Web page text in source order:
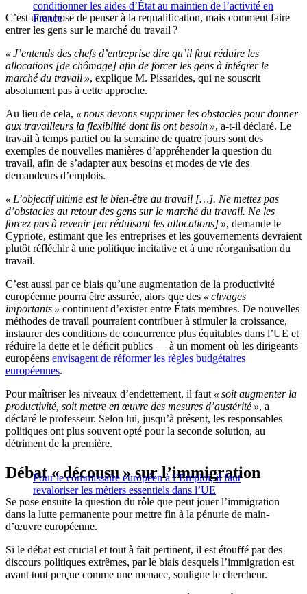
conditionner les aides d’État au maintien de l’activité en
France
C’est une chose de penser à la requalification, mais comment faire
entrer les gens sur le marché du travail ?
« J’entends des chefs d’entreprise dire qu’il faut réduire les
allocations [de chômage] afin de forcer les gens à intégrer le
marché du travail », explique M. Pissarides, qui ne souscrit
absolument pas à cette approche.
Au lieu de cela, « nous devons supprimer les obstacles pour donner
aux travailleurs la flexibilité dont ils ont besoin », a-t-il déclaré. Le
travail à temps partiel ou la semaine de quatre jours sont des
exemples de nouvelles manières d’appréhender la question du
travail, afin de s’adapter aux besoins et modes de vie des
demandeurs d’emplois.
« L’objectif ultime est le bien-être au travail […]. Ne mettez pas
d’obstacles au retour des gens sur le marché du travail. Ne les
forcez pas à revenir [en réduisant les allocations] », demande le
Cypriote, estimant que les entreprises et les gouvernements devraient
plutôt réfléchir à une politique incitative et à une réorganisation du
travail.
C’est aussi par ce biais qu’une augmentation de la productivité
européenne pourra être assurée, alors que des « clivages
importants » continuent d’exister entre États membres. De nouvelles
méthodes de travail pourraient contribuer à stimuler la croissance,
instaurer des conditions de concurrence plus équitables dans l’UE et
réduire la dette et le déficit publics — à un moment où les dirigeants
européens envisagent de réformer les règles budgétaires
européennes.
Pour maîtriser les niveaux d’endettement, il faut « soit augmenter la
productivité, soit mettre en œuvre des mesures d’austérité », a
déclaré le professeur. Selon lui, jusqu’à présent, les responsables
politiques ont plus souvent opté pour la seconde solution, au
détriment de la première.
Pour le commissaire européen à l’Emploi, il faut
revaloriser les métiers essentiels dans l’UE
Débat « décousu » sur l’immigration
Se pose ensuite la question du rôle que peut jouer l’immigration
dans la lutte permanente pour mettre fin à la pénurie de main-
d’œuvre européenne.
Si le débat est crucial et tout à fait pertinent, il est étouffé par des
discours politiques extrêmes, par le biais desquels l’immigration est
avant tout perçue comme une menace, souligne le chercheur.